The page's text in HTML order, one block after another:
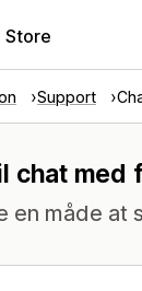
Store
Support
chat med
en måde at